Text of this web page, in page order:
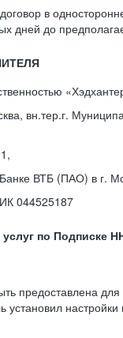
в
дней до
вн.тер.г.
ВТБ (ПАО) в г.
044525187
по Подписке
предоставлена
установил